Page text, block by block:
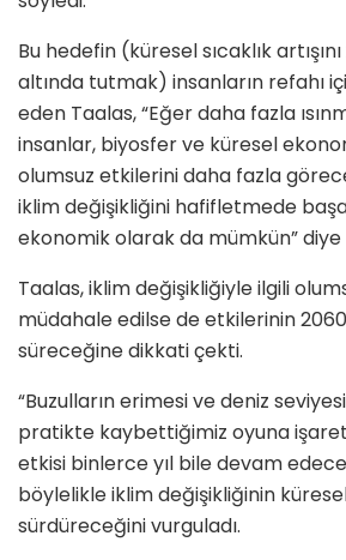
Bu hedefin (küresel sıcaklık
altında tutmak) insanların refahı
eden Taalas, “Eğer daha fazla
insanlar, biyosfer ve küresel
olumsuz etkilerini daha fazla
iklim değişikliğini hafifletmede
ekonomik olarak da mümkün” diye
Taalas, iklim değişikliğiyle ilgili
müdahale edilse de etkilerinin
süreceğine dikkati çekti.
“Buzulların erimesi ve deniz
pratikte kaybettiğimiz oyuna
etkisi binlerce yıl bile devam
böylelikle iklim değişikliğinin
sürdüreceğini vurguladı.